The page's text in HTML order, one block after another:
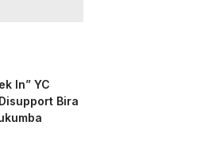
In” YC
Bira